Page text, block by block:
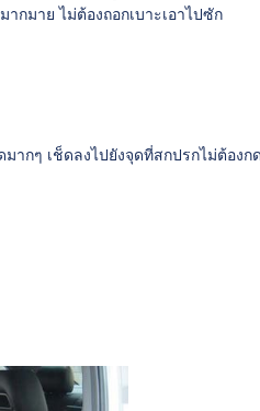
กมาย ไม่ต้องถอกเบาะเอาไปซัก
ากๆ เช็ดลงไปยังจุดที่สกปรกไม่ต้องก